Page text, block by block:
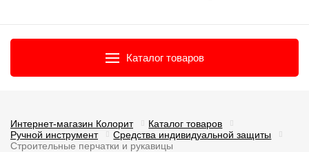
Каталог товаров
Интернет-магазин Колорит
Каталог товаров
Ручной инструмент
Средства индивидуальной защиты
Строительные перчатки и рукавицы